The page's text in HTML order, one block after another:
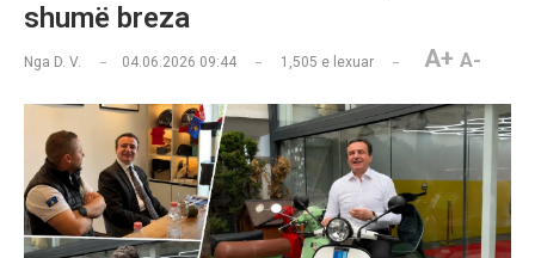
shumë breza
Nga D. V. 04.06.2026 09:44 1,505 e lexuar A+ A-